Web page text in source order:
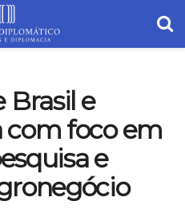
Brasil e
com foco em
e